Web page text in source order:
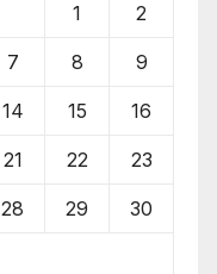
1 2
7 8 9
14 15 16
21 22 23
28 29 30